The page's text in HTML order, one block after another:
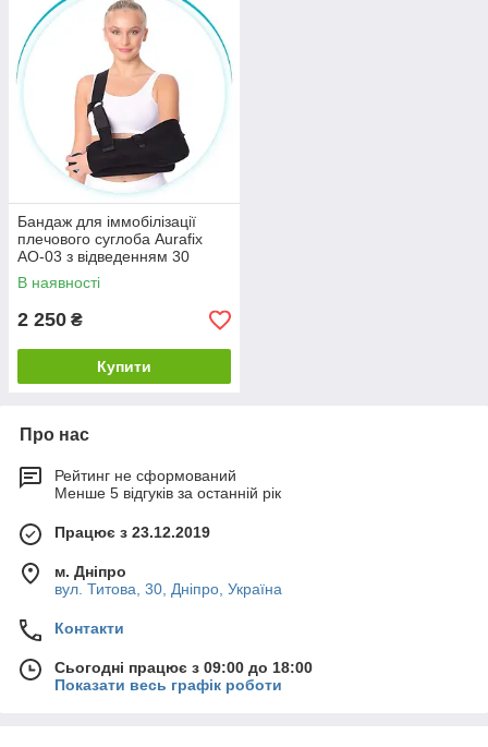
Бандаж для іммобілізації
плечового суглоба Aurafix
AO-03 з відведенням 30
градусів
В наявності
2 250 ₴
Купити
Про нас
Рейтинг не сформований
Менше 5 відгуків за останній рік
Працює з 23.12.2019
м. Дніпро
вул. Титова, 30, Дніпро, Україна
Контакти
Сьогодні працює з 09:00 до 18:00
Показати весь графік роботи